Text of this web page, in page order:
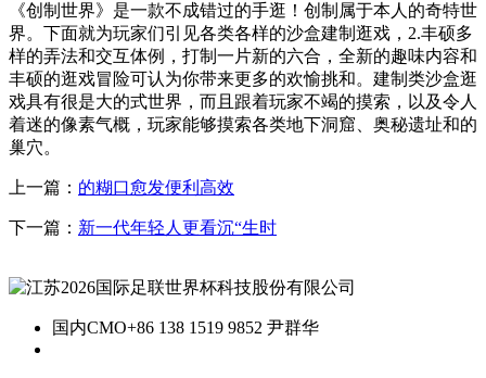
《创制世界》是一款不成错过的手逛！创制属于本人的奇特世
界。下面就为玩家们引见各类各样的沙盒建制逛戏，2.丰硕多
样的弄法和交互体例，打制一片新的六合，全新的趣味内容和
丰硕的逛戏冒险可认为你带来更多的欢愉挑和。建制类沙盒逛
戏具有很是大的式世界，而且跟着玩家不竭的摸索，以及令人
着迷的像素气概，玩家能够摸索各类地下洞窟、奥秘遗址和的
巢穴。
上一篇： 的糊口愈发便利高效
下一篇： 新一代年轻人更看沉“生时
国内CMO+86 138 1519 9852 尹群华